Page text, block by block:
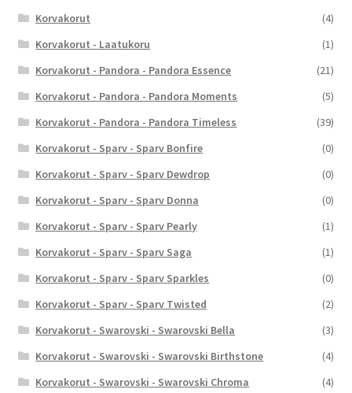
Korvakorut
(4)
Korvakorut - Laatukoru
(1)
Korvakorut - Pandora - Pandora Essence
(21)
Korvakorut - Pandora - Pandora Moments
(5)
Korvakorut - Pandora - Pandora Timeless
(39)
Korvakorut - Sparv - Sparv Bonfire
(0)
Korvakorut - Sparv - Sparv Dewdrop
(0)
Korvakorut - Sparv - Sparv Donna
(0)
Korvakorut - Sparv - Sparv Pearly
(1)
Korvakorut - Sparv - Sparv Saga
(1)
Korvakorut - Sparv - Sparv Sparkles
(0)
Korvakorut - Sparv - Sparv Twisted
(2)
Korvakorut - Swarovski - Swarovski Bella
(3)
Korvakorut - Swarovski - Swarovski Birthstone
(4)
Korvakorut - Swarovski - Swarovski Chroma
(4)